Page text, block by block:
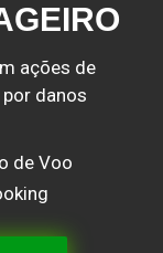
ações de
danos
de Voo